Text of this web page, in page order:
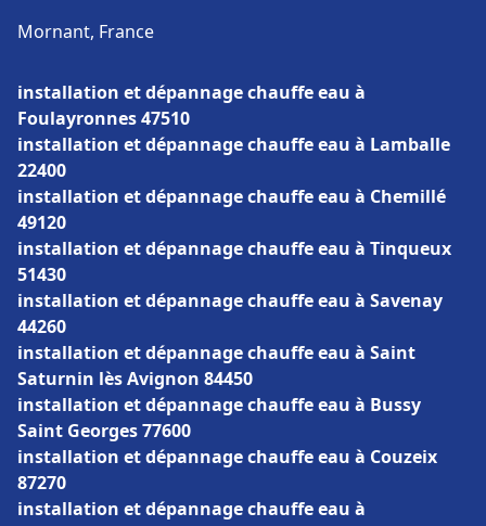
Mornant, France
installation et dépannage chauffe eau à
Foulayronnes 47510
installation et dépannage chauffe eau à Lamballe
22400
installation et dépannage chauffe eau à Chemillé
49120
installation et dépannage chauffe eau à Tinqueux
51430
installation et dépannage chauffe eau à Savenay
44260
installation et dépannage chauffe eau à Saint
Saturnin lès Avignon 84450
installation et dépannage chauffe eau à Bussy
Saint Georges 77600
installation et dépannage chauffe eau à Couzeix
87270
installation et dépannage chauffe eau à